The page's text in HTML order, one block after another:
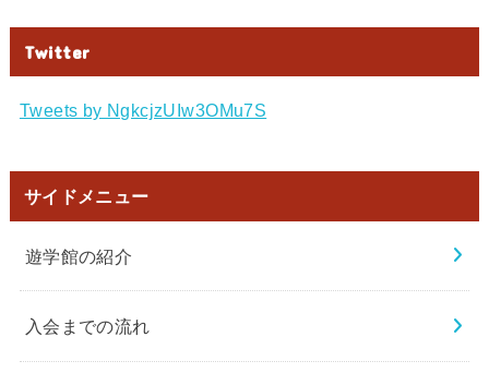
Twitter
Tweets by NgkcjzUIw3OMu7S
サイドメニュー
遊学館の紹介
入会までの流れ